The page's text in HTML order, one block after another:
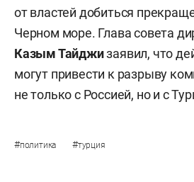
от властей добиться
Черном море. Глава совета
Казым Тайджизаявил, что
могут привести к разрыву
не только с Россией, но и с
#политика #турция